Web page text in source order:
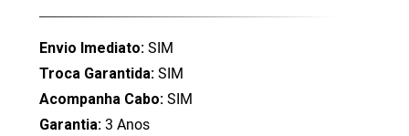
Envio Imediato: SIM
Troca Garantida: SIM
Acompanha Cabo: SIM
Garantia: 3 Anos